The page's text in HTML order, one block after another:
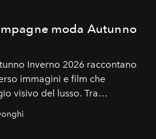
moda Autunno
Inverno 2026 raccontano
immagini e film che
visivo del lusso. Tra
d'autore, le maison